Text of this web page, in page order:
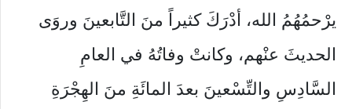
يرْحمُهُمُ الله، أدْرَكَ كثيراً منَ التَّابعينَ وروَى
الحديثَ عنْهم، وكانتْ وفاتُهُ في العامِ
السَّادِسِ والتِّسْعينَ بعدَ المائَةِ منَ الهِجْرَةِ